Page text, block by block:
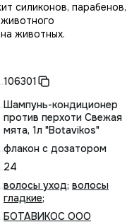
силиконов, парабенов,
животных.
106301
Шампунь-кондиционер
против перхоти Свежая
мята, 1л "Botavikos"
флакон с дозатором
24
волосы уход; волосы
гладкие;
БОТАВИКОС ООО